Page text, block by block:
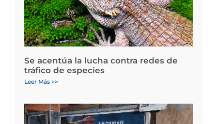
Se acentúa la lucha contra redes de
tráfico de especies
Leer Más >>